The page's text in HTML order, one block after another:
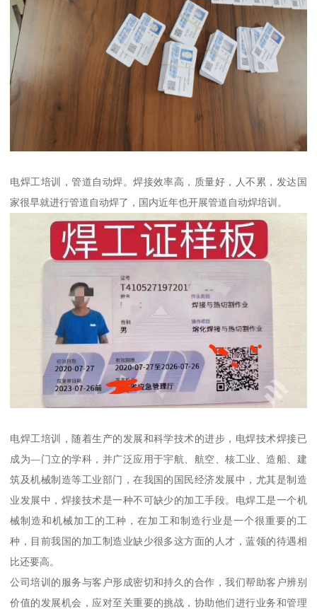
电焊工培训，管道自动焊。焊接效率高，质量好，人不累，发达国
家很早就进行管道自动焊了，国内近年也开展管道自动焊培训。
电焊工培训，随着生产的发展和科学技术的进步，电焊技术焊接已
成为—门立的学科，并广泛应用于宇航、航空、核工业、造船、建
筑及机械制造等工业部门，在我国的国民经济发展中，尤其是制造
业发展中，焊接技术是一种不可缺少的加工手段。电焊工是一个机
械制造和机械加工的工种，在加工和制造行业是一个很重要的工
种，目前我国的加工制造业缺少很多这方面的人才，蓝领的待遇相
比还要高。
公司培训的服务与客户形成密切和持久的合作，我们帮助客户辨别
价值的发展机会，应对至关重要的挑战，协助他们进行业务和管理